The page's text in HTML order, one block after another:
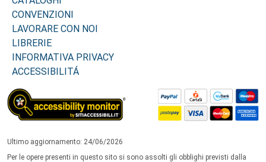
CONVENZIONI
LAVORARE CON NOI
LIBRERIE
INFORMATIVA PRIVACY
ACCESSIBILITÁ
Ultimo aggiornamento: 24/06/2026
Per le opere presenti in questo sito si sono assolti gli obblighi previsti dalla